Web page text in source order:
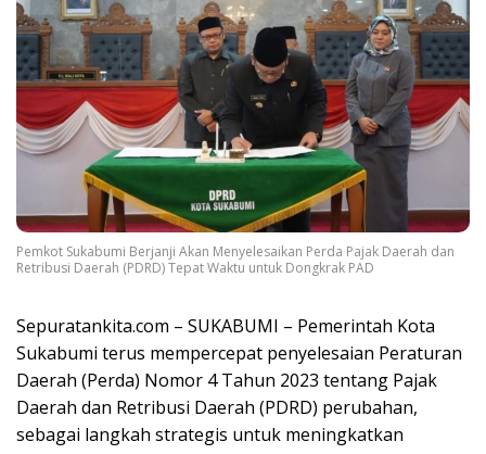
Pemkot Sukabumi Berjanji Akan Menyelesaikan Perda Pajak Daerah dan
Retribusi Daerah (PDRD) Tepat Waktu untuk Dongkrak PAD
Sepuratankita.com – SUKABUMI – Pemerintah Kota
Sukabumi terus mempercepat penyelesaian Peraturan
Daerah (Perda) Nomor 4 Tahun 2023 tentang Pajak
Daerah dan Retribusi Daerah (PDRD) perubahan,
sebagai langkah strategis untuk meningkatkan